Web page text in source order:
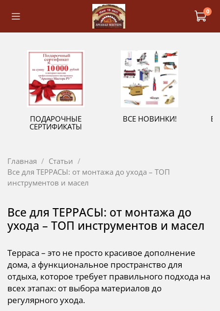
0
ПОДАРОЧНЫЕ
СЕРТИФИКАТЫ
ВСЕ НОВИНКИ!
Главная
Статьи
Все для ТЕРРАСЫ: от монтажа до ухода – ТОП
инструментов и масел
Все для ТЕРРАСЫ: от монтажа до
ухода – ТОП инструментов и масел
Терраса – это не просто красивое дополнение
дома, а функциональное пространство для
отдыха, которое требует правильного подхода на
всех этапах: от выбора материалов до
регулярного ухода.